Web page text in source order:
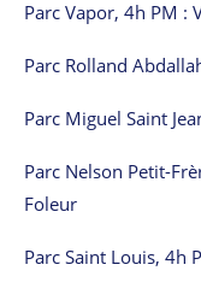
Parc Vapor, 4h PM :
Parc Rolland
Parc Miguel Saint
Parc Nelson Petit-
Foleur
Parc Saint Louis, 4h